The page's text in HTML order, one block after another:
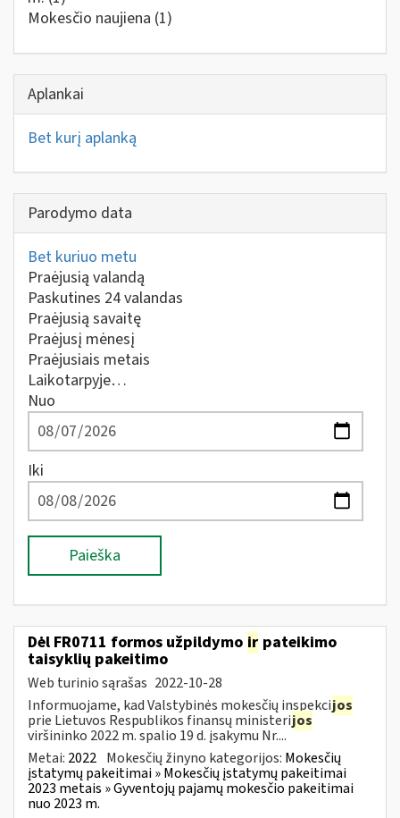
Mokesčio naujiena (1)
Aplankai
Bet kurį aplanką
Parodymo data
Bet kuriuo metu
Praėjusią valandą
Paskutines 24 valandas
Praėjusią savaitę
Praėjusį mėnesį
Praėjusiais metais
Laikotarpyje…
Nuo
Iki
Paieška
Dėl FR0711 formos užpildymo ir pateikimo
taisyklių pakeitimo
Web turinio sąrašas 2022-10-28
Informuojame, kad Valstybinės mokesčių inspekcijos
prie Lietuvos Respublikos finansų ministerijos
viršininko 2022 m. spalio 19 d. įsakymu Nr....
Metai: 2022 Mokesčių žinyno kategorijos: Mokesčių
įstatymų pakeitimai » Mokesčių įstatymų pakeitimai
2023 metais » Gyventojų pajamų mokesčio pakeitimai
nuo 2023 m.